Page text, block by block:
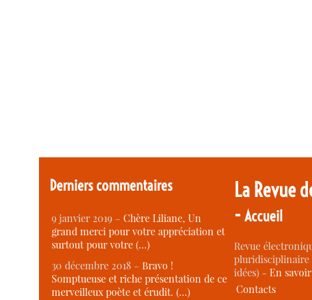
Derniers commentaires
9 janvier 2019 –Chère Liliane, Un
grand merci pour votre appréciation et
surtout pour votre (…)
30 décembre 2018 –Bravo !
Somptueuse et riche présentation de ce
merveilleux poète et érudit. (…)
La Revue
-Accueil
Revue
idées) -En
Contacts